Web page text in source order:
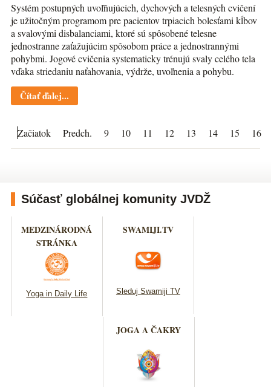
Systém postupných uvoľňujúcich, dychových a telesných cvičení
je užitočným programom pre pacientov trpiacich bolesťami kĺbov
a svalovými disbalanciami, ktoré sú spôsobené telesne
jednostranne zaťažujúcim spôsobom práce a jednostrannými
pohybmi. Jogové cvičenia systematicky trénujú svaly celého tela
vďaka striedaniu naťahovania, výdrže, uvoľnenia a pohybu.
Čítať ďalej...
Začiatok Predch. 9 10 11 12 13 14 15 16
Súčasť globálnej komunity JVDŽ
MEDZINÁRODNÁ
STRÁNKA
Yoga in Daily Life
SWAMIJI.TV
Sleduj Swamiji TV
JOGA A ČAKRY